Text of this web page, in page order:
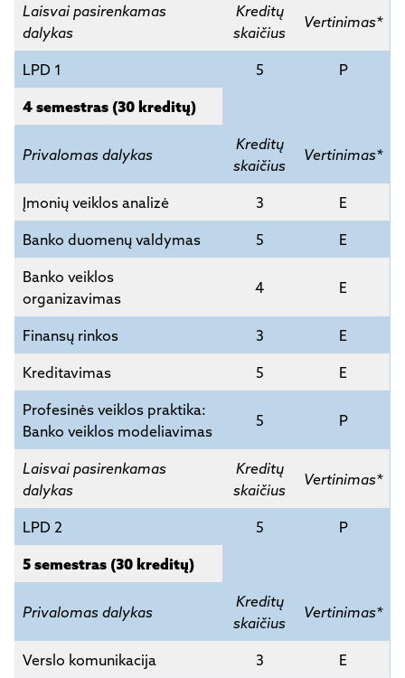
Laisvai pasirenkamas
dalykas
Kreditų
skaičius
Vertinimas*
LPD 1 5 P
4 semestras (30 kreditų)
Privalomas dalykas
Kreditų
skaičius
Vertinimas*
Įmonių veiklos analizė 3 E
Banko duomenų valdymas 5 E
Banko veiklos
organizavimas
4 E
Finansų rinkos 3 E
Kreditavimas 5 E
Profesinės veiklos praktika:
Banko veiklos modeliavimas
5 P
Laisvai pasirenkamas
dalykas
Kreditų
skaičius
Vertinimas*
LPD 2 5 P
5 semestras (30 kreditų)
Privalomas dalykas
Kreditų
skaičius
Vertinimas*
Verslo komunikacija 3 E